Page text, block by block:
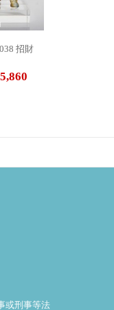
招財
或刑事等法